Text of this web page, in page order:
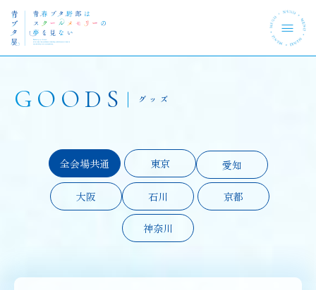
TOP トップ
NEWS
INFORMATION
CONTENTS 展示内容
TICKET チケット
GOODS グッズ
全会場共通 東京 愛知
大阪 石川 京都
神奈川